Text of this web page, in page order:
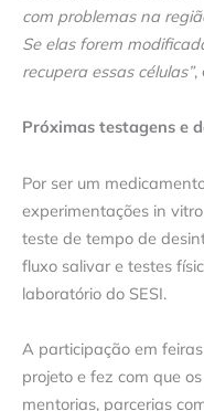
com problemas na
Se elas forem
recupera essas células”,
Próximas testagens e
Por ser um
experimentações in
teste de tempo de
fluxo salivar e testes
laboratório do SESI.
A participação em
projeto e fez com que
mentorias, parcerias